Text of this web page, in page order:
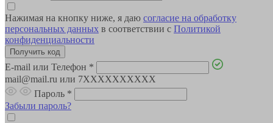
Нажимая на кнопку ниже, я даю согласие на обработку
персональных данных в соответствии с Политикой
конфиденциальности
E-mail или Телефон *
mail@mail.ru или 7XXXXXXXXXX
Пароль *
Забыли пароль?